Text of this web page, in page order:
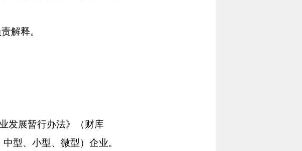
解释。
展暂行办法》（财库
型、小型、微型）企业。